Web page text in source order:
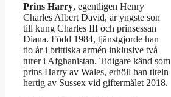
Prins Harry, egentligen Henry
Charles Albert David, är yngste son
till kung Charles III och prinsessan
Diana. Född 1984, tjänstgjorde han
tio år i brittiska armén inklusive två
turer i Afghanistan. Tidigare känd som
prins Harry av Wales, erhöll han titeln
hertig av Sussex vid giftermålet 2018.